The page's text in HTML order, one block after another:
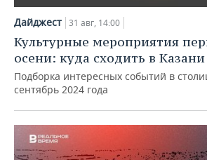
Дайджест 31 авг, 14:00
Культурные мероприятия
осени: куда сходить в Казани
Подборка интересных событий в
сентябрь 2024 года